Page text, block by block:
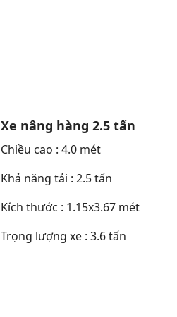
Xe nâng hàng 2.5 tấn
Chiều cao : 4.0 mét
Khả năng tải : 2.5 tấn
Kích thước : 1.15x3.67 mét
Trọng lượng xe : 3.6 tấn